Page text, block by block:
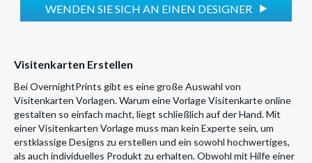
WENDEN SIE SICH AN EINEN DESIGNER
Visitenkarten Erstellen
Bei OvernightPrints gibt es eine große Auswahl von
Visitenkarten Vorlagen. Warum eine Vorlage Visitenkarte online
gestalten so einfach macht, liegt schließlich auf der Hand. Mit
einer Visitenkarten Vorlage muss man kein Experte sein, um
erstklassige Designs zu erstellen und ein sowohl hochwertiges,
als auch individuelles Produkt zu erhalten. Obwohl mit Hilfe einer